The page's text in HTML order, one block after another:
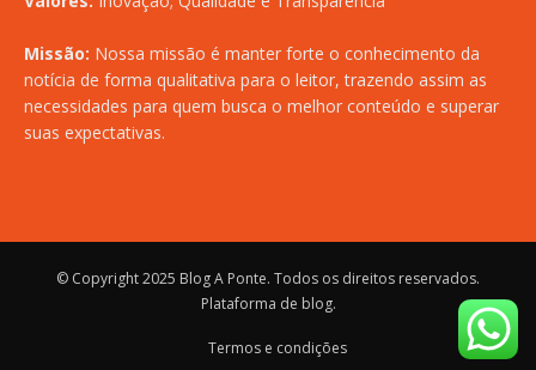
Missão: Nossa missão é manter forte o conhecimento da
notícia de forma qualitativa para o leitor, trazendo assim as
necessidades para quem busca o melhor conteúdo e superar
suas expectativas.
© Copyright 2025 Blog A Ponte. Todos os direitos reservados.
Plataforma de blog.
Termos e condições